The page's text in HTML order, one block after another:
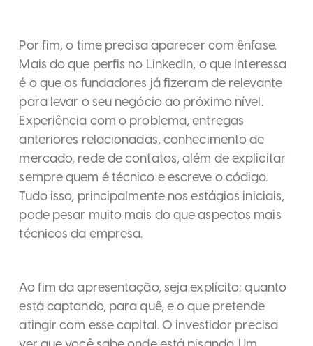
Por fim, o time precisa aparecer com ênfase.
Mais do que perfis no LinkedIn, o que interessa
é o que os fundadores já fizeram de relevante
para levar o seu negócio ao próximo nível.
Experiência com o problema, entregas
anteriores relacionadas, conhecimento de
mercado, rede de contatos, além de explicitar
sempre quem é técnico e escreve o código.
Tudo isso, principalmente nos estágios iniciais,
pode pesar muito mais do que aspectos mais
técnicos da empresa.
Ao fim da apresentação, seja explícito: quanto
está captando, para quê, e o que pretende
atingir com esse capital. O investidor precisa